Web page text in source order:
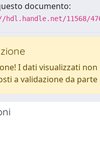
documento:
11568/
I dati visualizzati
a validazione da parte